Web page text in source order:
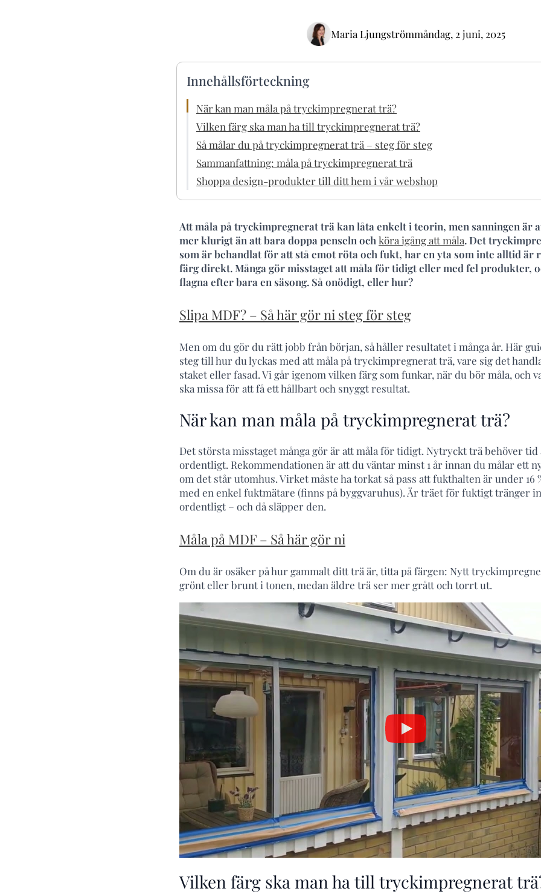
Maria Ljungströmmåndag, 2 juni, 2025
Innehållsförteckning
När kan man måla på tryckimpregnerat trä?
Vilken färg ska man ha till tryckimpregnerat trä?
Så målar du på tryckimpregnerat trä – steg för steg
Sammanfattning: måla på tryckimpregnerat trä
Shoppa design-produkter till ditt hem i vår webshop
Att måla på tryckimpregnerat trä kan låta enkelt i teorin, men sanningen är
mer klurigt än att bara doppa penseln och köra igång att måla. Det
som är behandlat för att stå emot röta och fukt, har en yta som inte alltid är
färg direkt. Många gör misstaget att måla för tidigt eller med fel produkter,
flagna efter bara en säsong. Så onödigt, eller hur?
Slipa MDF? – Så här gör ni steg för steg
Men om du gör du rätt jobb från början, så håller resultatet i många år. Här
steg till hur du lyckas med att måla på tryckimpregnerat trä, vare sig det
staket eller fasad. Vi går igenom vilken färg som funkar, när du bör måla, och
ska missa för att få ett hållbart och snyggt resultat.
När kan man måla på tryckimpregnerat trä?
Det största misstaget många gör är att måla för tidigt. Nytryckt trä behöver tid
ordentligt. Rekommendationen är att du väntar minst 1 år innan du målar ett
om det står utomhus. Virket måste ha torkat så pass att fukthalten är under 16
med en enkel fuktmätare (finns på byggvaruhus). Är träet för fuktigt tränger
ordentligt – och då släpper den.
Måla på MDF – Så här gör ni
Om du är osäker på hur gammalt ditt trä är, titta på färgen: Nytt
grönt eller brunt i tonen, medan äldre trä ser mer grått och torrt ut.
Vilken färg ska man ha till tryckimpregnerat